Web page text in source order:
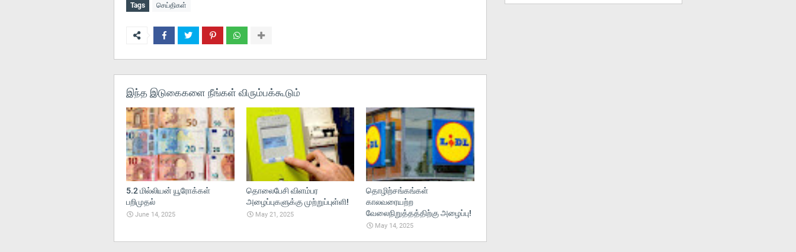
Tags செய்திகள்
இந்த இடுகைகளை நீங்கள் விரும்பக்கூடும்
5.2 மில்லியன் யூரோக்கள்
பறிமுதல்
June 14, 2025
தொலைபேசி விளம்பர
அழைப்புகளுக்கு முற்றுப்புள்ளி!
May 21, 2025
தொழிற்சங்கங்கள்
காலவரையற்ற
வேலைநிறுத்தத்திற்கு அழைப்பு!
May 14, 2025